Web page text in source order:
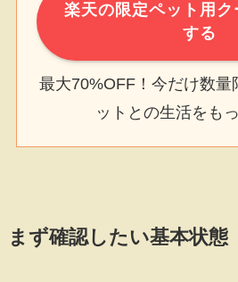
楽天の限定ペット用
する
最大70%OFF！今だけ数量
ットとの生活をも
まず確認したい基本状態